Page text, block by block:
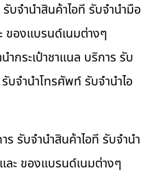
บจำนำสินค้าไอที รับจำนำมือ
ของแบรนด์เนมต่างๆ
กระเป๋าชาแนล บริการ รับ
บจำนำโทรศัพท์ รับจำนำไอ
รับจำนำสินค้าไอที รับจำนำ
ละ ของแบรนด์เนมต่างๆ